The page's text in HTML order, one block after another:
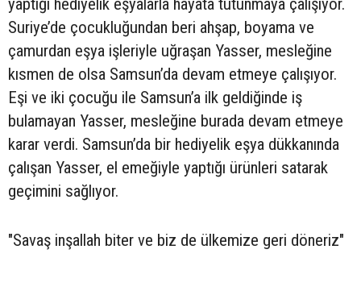
yaptığı hediyelik eşyalarla hayata tutunmaya çalışıyor.
Suriye’de çocukluğundan beri ahşap, boyama ve
çamurdan eşya işleriyle uğraşan Yasser, mesleğine
kısmen de olsa Samsun’da devam etmeye çalışıyor.
Eşi ve iki çocuğu ile Samsun’a ilk geldiğinde iş
bulamayan Yasser, mesleğine burada devam etmeye
karar verdi. Samsun’da bir hediyelik eşya dükkanında
çalışan Yasser, el emeğiyle yaptığı ürünleri satarak
geçimini sağlıyor.
"Savaş inşallah biter ve biz de ülkemize geri döneriz"